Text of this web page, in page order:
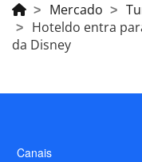
Mercado
Hoteldo entra
da Disney
Canais